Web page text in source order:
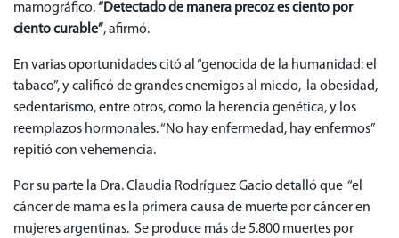
mamográfico.“Detectado de manera precoz es ciento por
ciento curable”, afirmó.
En varias oportunidades citó al “genocida de la humanidad: el
tabaco”, y calificó de grandes enemigos al miedo, la obesidad,
sedentarismo, entre otros, como la herencia genética, y los
reemplazos hormonales. “No hay enfermedad, hay enfermos”
repitió con vehemencia.
Por su parte la Dra. Claudia Rodríguez Gacio detalló que “el
cáncer de mama es la primera causa de muerte por cáncer en
mujeres argentinas. Se produce más de 5.800 muertes por